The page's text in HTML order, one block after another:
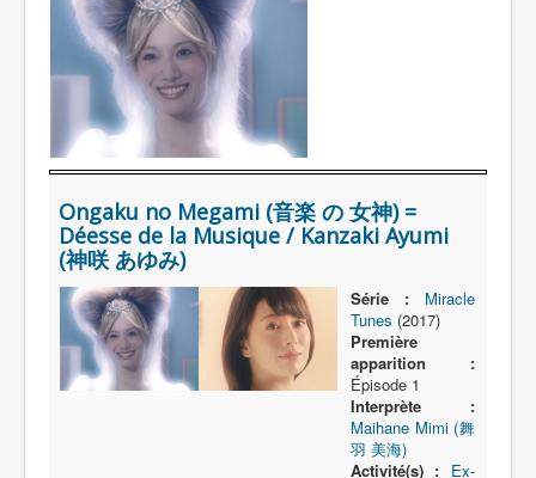
Toku-Critiques
Séries
COSAA
Dessins
Artiste Asperger
Lexique
Série
Acteur
Équipe
Ongaku no Megami (音楽 の 女神) =
Déesse de la Musique / Kanzaki Ayumi
(神咲 あゆみ)
Série :
Miracle
Tunes (2017)
Première
apparition :
Épisode 1
Interprète :
Maihane Mimi (舞
羽 美海)
Activité(s) : Ex-